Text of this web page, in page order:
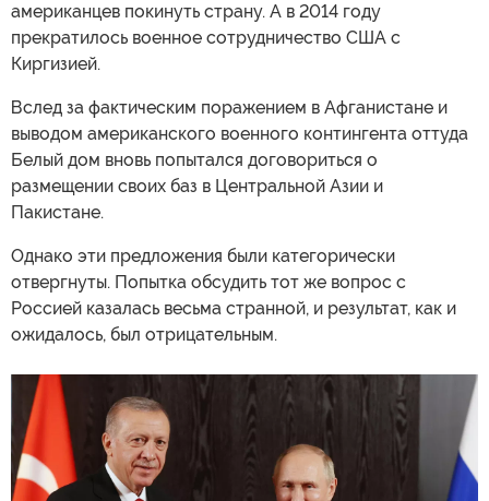
американцев покинуть страну. А в 2014 году
прекратилось военное сотрудничество США с
Киргизией.
Вслед за фактическим поражением в Афганистане и
выводом американского военного контингента оттуда
Белый дом вновь попытался договориться о
размещении своих баз в Центральной Азии и
Пакистане.
Однако эти предложения были категорически
отвергнуты. Попытка обсудить тот же вопрос с
Россией казалась весьма странной, и результат, как и
ожидалось, был отрицательным.